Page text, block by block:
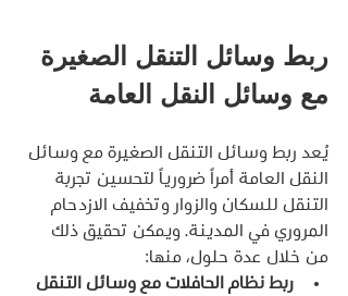
ربط وسائل التنقل الصغيرة
مع وسائل النقل العامة
يُعد ربط وسائل التنقل الصغيرة مع وسائل
النقل العامة أمراً ضرورياً لتحسين تجربة
التنقل للسكان والزوار وتخفيف الازدحام
المروري في المدينة. ويمكن تحقيق ذلك
من خلال عدة حلول، منها:
ربط نظام الحافلات مع وسائل التنقل